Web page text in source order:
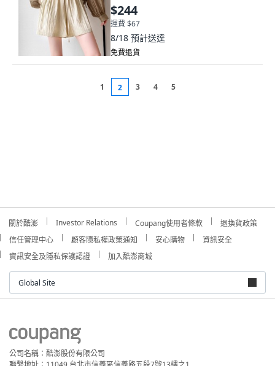
$244
運費 $67
8/18 預計送達
免費退貨
1 2 3 4 5
關於酷澎 Investor Relations Coupang使用者條款
退換貨政策
信任管理中心
顧客隱私權政策通知 安心購物
資訊安全
資訊安全及隱私保護認證
加入酷澎商城
Global Site
公司名稱：酷澎股份有限公司